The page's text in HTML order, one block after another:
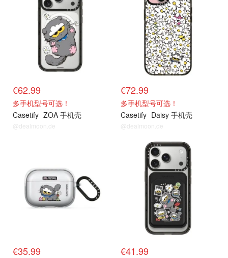
€62.99
多手机型号可选！
Casetify ZOA 手机壳
@dealmoon.de
€72.99
多手机型号可选！
Casetify Daisy 手机壳
@dealmoon.de
€35.99 €41.99